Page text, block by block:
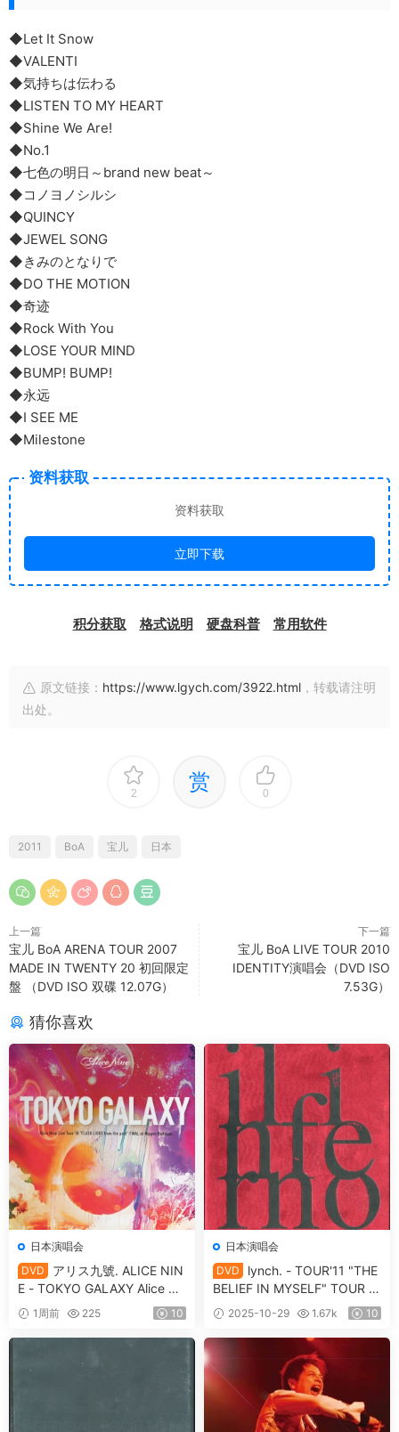
◆Let It Snow
◆VALENTI
◆気持ちは伝わる
◆LISTEN TO MY HEART
◆Shine We Are!
◆No.1
◆七色の明日～brand new beat～
◆コノヨノシルシ
◆QUINCY
◆JEWEL SONG
◆きみのとなりで
◆DO THE MOTION
◆奇迹
◆Rock With You
◆LOSE YOUR MIND
◆BUMP! BUMP!
◆永远
◆I SEE ME
◆Milestone
资料获取
资料获取
立即下载
积分获取 格式说明 硬盘科普 常用软件
原文链接： https://www.lgych.com/3922.html ，转载请注明
出处。
2 赏 0
2011 BoA 宝儿 日本
上一篇
宝儿 BoA ARENA TOUR 2007
MADE IN TWENTY 20 初回限定
盤 （DVD ISO 双碟 12.07G）
下一篇
宝儿 BoA LIVE TOUR 2010
IDENTITY演唱会（DVD ISO
7.53G）
猜你喜欢
日本演唱会
DVD
アリス九號. ALICE NIN
E - TOKYO GALAXY Alice Ni
ne Live Tour 10 FLASH LIGH
T from the pastFINAL at Nip
pon Budokan [2011.05.02]
[3DVD ISO 11GB]
1周前 225 10
日本演唱会
DVD
lynch. - TOUR'11 "THE
BELIEF IN MYSELF" TOUR FI
NAL -il infelno- 2011.09.04 a
t AKASAKA BLITZ [2012.02.
08] [DVD ISO 6.02GB]
2025-10-29 1.67k 10